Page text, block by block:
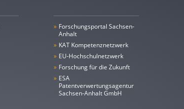
» Forschungsportal Sachsen-
Anhalt
» KAT Kompetenznetzwerk
» EU-Hochschulnetzwerk
» Forschung für die Zukunft
» ESA
Patentverwertungsagentur
Sachsen-Anhalt GmbH